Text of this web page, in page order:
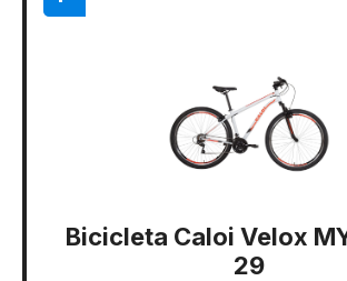
Bicicleta Caloi Velox
29